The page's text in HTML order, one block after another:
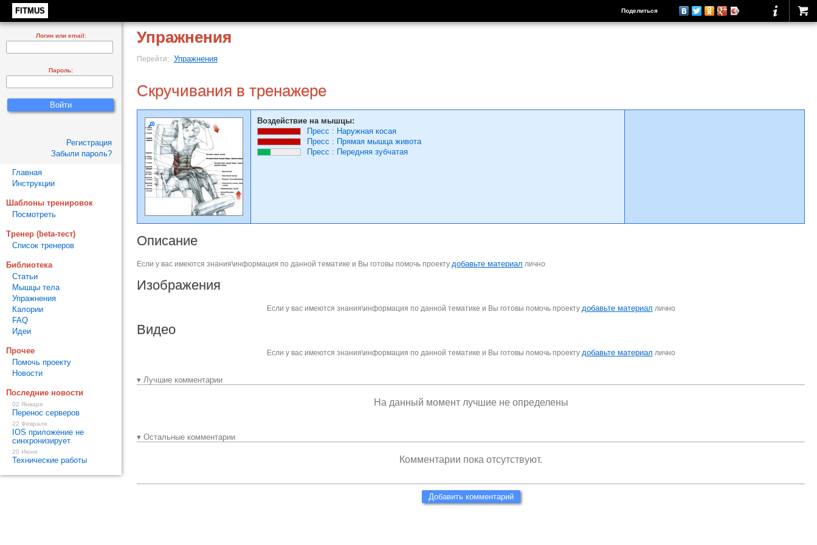
FITMUS Поделиться
Упражнения
Перейти: Упражнения
Скручивания в тренажере
Воздействие на мышцы:
Пресс : Наружная косая
Пресс : Прямая мышца живота
Пресс : Передняя зубчатая
Описание
Если у вас имеются знания\информация по данной тематике и Вы готовы помочь проекту добавьте материал лично
Изображения
Если у вас имеются знания\информация по данной тематике и Вы готовы помочь проекту добавьте материал лично
Видео
Если у вас имеются знания\информация по данной тематике и Вы готовы помочь проекту добавьте материал лично
▾ Лучшие комментарии
На данный момент лучшие не определены
▾ Остальные комментарии
Комментарии пока отсутствуют.
Добавить комментарий
Логин или email:
Пароль:
Регистрация
Забыли пароль?
Главная
Инструкции
Шаблоны тренировок
Посмотреть
Тренер (beta-тест)
Список тренеров
Библиотека
Статьи
Мышцы тела
Упражнения
Калории
FAQ
Идеи
Прочее
Помочь проекту
Новости
Последние новости
02 Января
Перенос серверов
22 Февраля
IOS приложение не
синхронизирует
20 Июня
Технические работы